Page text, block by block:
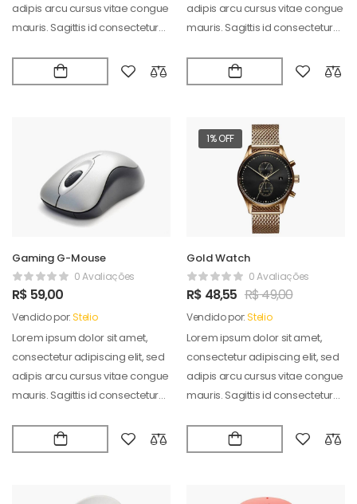
adipis arcu cursus vitae congue
mauris. Sagittis id consectetur
adipis arcu cursus vitae congue
mauris. Sagittis id consectetur
Gaming G-Mouse
0 Avaliações
R$ 59,00
Vendido por:Stelio
Lorem ipsum dolor sit amet,
consectetur adipiscing elit, sed
adipis arcu cursus vitae congue
mauris. Sagittis id consectetur
1% OFF
Gold Watch
0 Avaliações
R$ 48,55 R$49,00
Vendido por:Stelio
Lorem ipsum dolor sit amet,
consectetur adipiscing elit, sed
adipis arcu cursus vitae congue
mauris. Sagittis id consectetur